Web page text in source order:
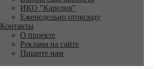
ИКО "Карелия"
Еженедельно отовсюду
Контакты
О проекте
Реклама на сайте
Пишите нам